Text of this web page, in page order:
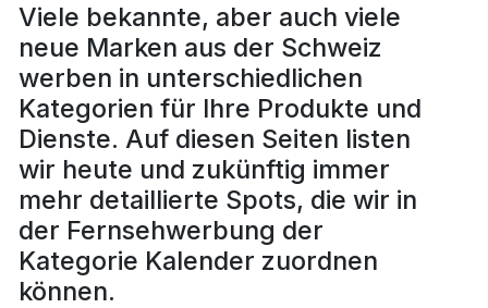
Viele bekannte, aber auch viele
neue Marken aus der Schweiz
werben in unterschiedlichen
Kategorien für Ihre Produkte und
Dienste. Auf diesen Seiten listen
wir heute und zukünftig immer
mehr detaillierte Spots, die wir in
der Fernsehwerbung der
Kategorie Kalender zuordnen
können.